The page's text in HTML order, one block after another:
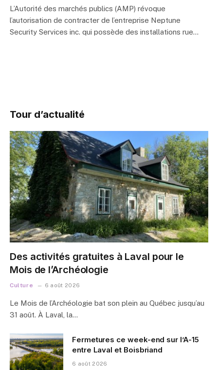
L’Autorité des marchés publics (AMP) révoque
l’autorisation de contracter de l’entreprise Neptune
Security Services inc. qui possède des installations rue…
Tour d’actualité
Des activités gratuites à Laval pour le
Mois de l’Archéologie
Culture 6 août 2026
Le Mois de l’Archéologie bat son plein au Québec jusqu’au
31 août. À Laval, la…
Fermetures ce week-end sur l’A-15
entre Laval et Boisbriand
6 août 2026